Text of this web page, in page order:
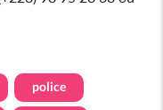
police